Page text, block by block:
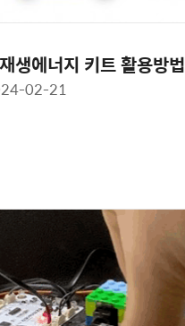
생에너지 키트 활용방법
02-21